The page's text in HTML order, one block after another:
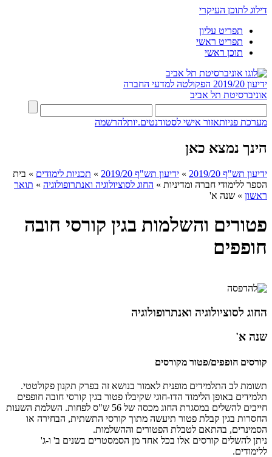
דילוג לתוכן העיקרי
תפריט עליון
תפריט ראשי
תוכן ראשי
ידיעון 2019/20
הפקולטה למדעי החברה
אוניברסיטת תל אביב
מערכת פניותאזור אישי לסטודנטים.יותלהרשמה
הינך נמצא כאן
ידיעון תש"ף 2019/20 » ידיעון תש"ף 2019/20 » תכניות לימודים » בית
הספר ללימודי חברה ומדיניות » החוג לסוציולוגיה ואנתרופולוגיה » תואר
ראשון » שנה א'
פטורים והשלמות בגין קורסי חובה
חופפים
החוג לסוציולוגיה ואנתרופולוגיה
שנה א'
קורסים חופפים/פטור מקורסים
תשומת לב התלמידים מופנית לאמור בנושא זה בפרק תקנון פקולטטי.
תלמידים באופן הלימוד הדו-חוגי שקיבלו פטור בגין קורסי חובה חופפים
חייבים להשלים במסגרת החוג מכסה של 56 ש"ס לפחות. השלמת השעות
החסרות בגין קבלת פטור תיעשה מתוך קורסי התשתית, הבחירה או
הסמינרים, בהתאם לטבלת הפטורים וההשלמות.
ניתן להשלים קורסים אלו בכל אחד מן הסמסטרים בשנים ב' ו-ג'
ללימודים.